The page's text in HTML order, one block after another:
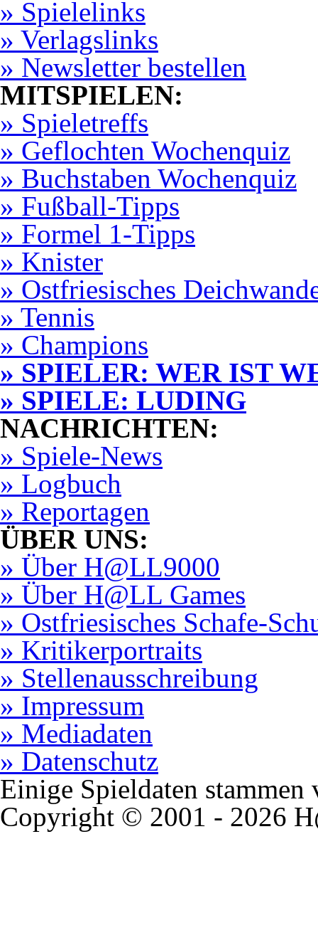
» Spielelinks
» Verlagslinks
» Newsletter bestellen
MITSPIELEN:
» Spieletreffs
» Geflochten Wochenquiz
» Buchstaben Wochenquiz
» Fußball-Tipps
» Formel 1-Tipps
» Knister
» Ostfriesisches
» Tennis
» Champions
» SPIELER: WER IST
» SPIELE: LUDING
NACHRICHTEN:
» Spiele-News
» Logbuch
» Reportagen
ÜBER UNS:
» Über H@LL9000
» Über H@LL Games
» Ostfriesisches Schafe-
» Kritikerportraits
» Stellenausschreibung
» Impressum
» Mediadaten
» Datenschutz
Einige Spieldaten
Copyright © 2001 - 2026